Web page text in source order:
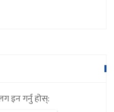
इन गर्नु होस्: